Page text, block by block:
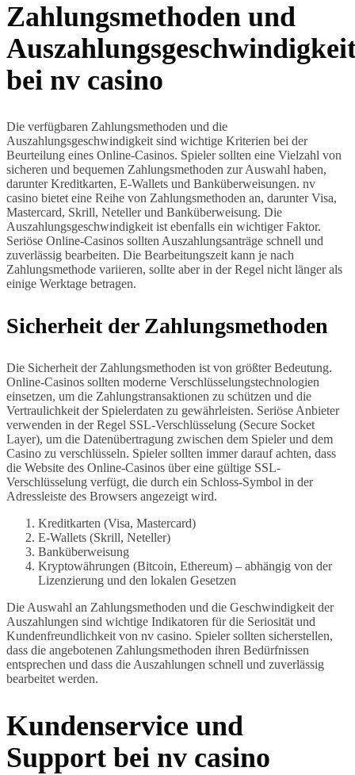
Zahlungsmethoden und
bei nv casino
Die verfügbaren Zahlungsmethoden und die
Auszahlungsgeschwindigkeit sind wichtige Kriterien bei der
Beurteilung eines Online-Casinos. Spieler sollten eine Vielzahl von
sicheren und bequemen Zahlungsmethoden zur Auswahl haben,
darunter Kreditkarten, E-Wallets und Banküberweisungen. nv
casino bietet eine Reihe von Zahlungsmethoden an, darunter Visa,
Mastercard, Skrill, Neteller und Banküberweisung. Die
Auszahlungsgeschwindigkeit ist ebenfalls ein wichtiger Faktor.
Seriöse Online-Casinos sollten Auszahlungsanträge schnell und
zuverlässig bearbeiten. Die Bearbeitungszeit kann je nach
Zahlungsmethode variieren, sollte aber in der Regel nicht länger als
einige Werktage betragen.
Sicherheit der Zahlungsmethoden
Die Sicherheit der Zahlungsmethoden ist von größter Bedeutung.
Online-Casinos sollten moderne Verschlüsselungstechnologien
einsetzen, um die Zahlungstransaktionen zu schützen und die
Vertraulichkeit der Spielerdaten zu gewährleisten. Seriöse Anbieter
verwenden in der Regel SSL-Verschlüsselung (Secure Socket
Layer), um die Datenübertragung zwischen dem Spieler und dem
Casino zu verschlüsseln. Spieler sollten immer darauf achten, dass
die Website des Online-Casinos über eine gültige SSL-
Verschlüsselung verfügt, die durch ein Schloss-Symbol in der
Adressleiste des Browsers angezeigt wird.
Kreditkarten (Visa, Mastercard)
E-Wallets (Skrill, Neteller)
Banküberweisung
Kryptowährungen (Bitcoin, Ethereum) – abhängig von der
Lizenzierung und den lokalen Gesetzen
Die Auswahl an Zahlungsmethoden und die Geschwindigkeit der
Auszahlungen sind wichtige Indikatoren für die Seriosität und
Kundenfreundlichkeit von nv casino. Spieler sollten sicherstellen,
dass die angebotenen Zahlungsmethoden ihren Bedürfnissen
entsprechen und dass die Auszahlungen schnell und zuverlässig
bearbeitet werden.
Kundenservice und
Support bei nv casino